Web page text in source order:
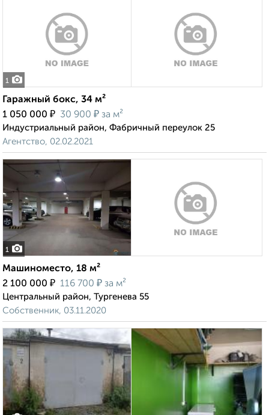
1
Гаражный бокс, 34 м²
1 050 000 ₽ 30 900 ₽ за м²
Индустриальный район, Фабричный переулок 25
Агентство, 02.02.2021
1
Машиноместо, 18 м²
2 100 000 ₽ 116 700 ₽ за м²
Центральный район, Тургенева 55
Собственник, 03.11.2020